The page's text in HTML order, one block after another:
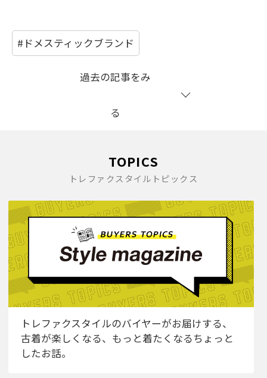
#ドメスティックブランド
過去の記事をみ
る
TOPICS
トレファクスタイルトピックス
トレファクスタイルのバイヤーがお届けする、
古着が楽しくなる、もっと着たくなるちょっと
したお話。